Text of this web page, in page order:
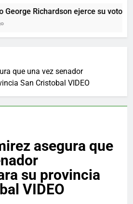
George Richardson ejerce su voto y
que una vez senador
San Cristobal VIDEO
asegura que
su provincia
VIDEO